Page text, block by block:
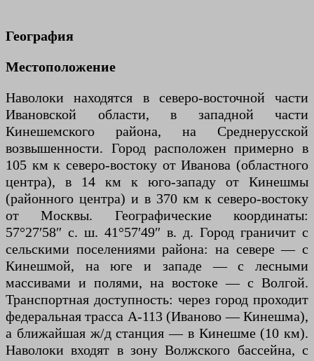
География
Местоположение
Наволоки находятся в северо-восточной части
Ивановской области, в западной части
Кинешемского района, на Среднерусской
возвышенности. Город расположен примерно в
105 км к северо-востоку от Иванова (областного
центра), в 14 км к юго-западу от Кинешмы
(районного центра) и в 370 км к северо-востоку
от Москвы. Географические координаты:
57°27′58″ с. ш. 41°57′49″ в. д. Город граничит с
сельскими поселениями района: на севере — с
Кинешмой, на юге и западе — с лесными
массивами и полями, на востоке — с Волгой.
Транспортная доступность: через город проходит
федеральная трасса А-113 (Иваново — Кинешма),
а ближайшая ж/д станция — в Кинешме (10 км).
Наволоки входят в зону Волжского бассейна, с